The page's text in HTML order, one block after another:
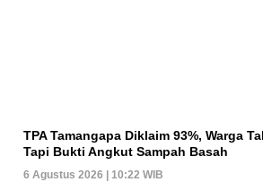
TPA Tamangapa Diklaim 93%, Warga
Tapi Bukti Angkut Sampah Basah
6 Agustus 2026 | 10:22 WIB